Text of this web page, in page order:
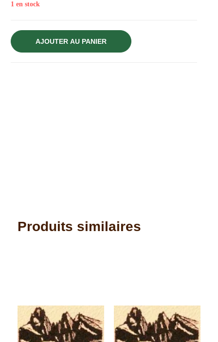
1 en stock
AJOUTER AU PANIER
Produits similaires